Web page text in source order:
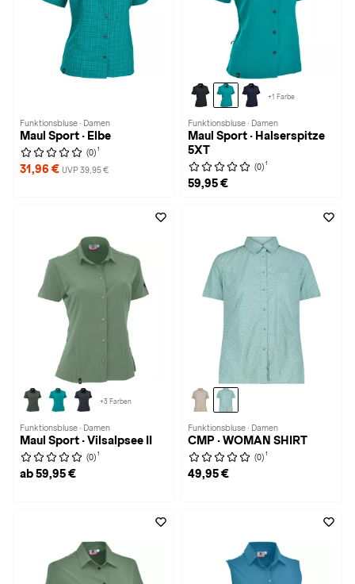
Funktionsbluse · Damen
Maul Sport · Elbe
(0) 1
31,96 € UVP 39,95 €
+1 Farbe
Funktionsbluse · Damen
Maul Sport · Halserspitze
5XT
(0) 1
59,95 €
+3 Farben
Funktionsbluse · Damen
Maul Sport · Vilsalpsee II
(0) 1
ab 59,95 €
Funktionsbluse · Damen
CMP · WOMAN SHIRT
(0) 1
49,95 €